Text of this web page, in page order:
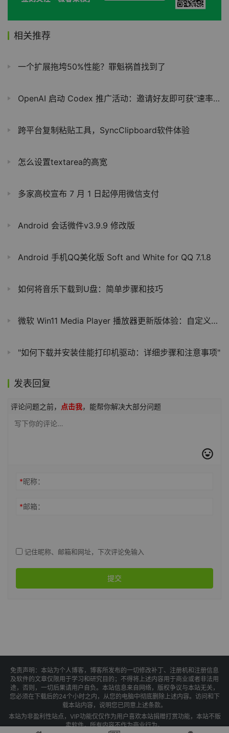
相关推荐
一个扩展拖垮50%性能？罪魁祸首找到了
OpenAI 启动 Codex 推广活动：邀请好友即可获“速率限制重置”特权
跨平台复制粘贴工具，SyncClipboard软件体验
怎么设置textarea的高宽
多家高校宣布 7 月 1 日起停用微信支付
Android 会话微件v3.9.9 修改版
Android 手机QQ美化版 Soft and White for QQ 7.1.8
如何将音乐下载到U盘：简单步骤和技巧
微软 Win11 Media Player 播放器更新版体验：自定义颜色，视频增强
"如何下载并安装佳能打印机驱动：详细步骤和注意事项"
发表回复
评论问题之前， 点击我，能帮你解决大部分问题
*昵称：
*邮箱：
记住昵称、邮箱和网址，下次评论免输入
提交
免责声明：本站为个人博客，博客所发布的一切修改补丁、注册机和注册信息
及软件的文章仅限用于学习和研究目的；不得将上述内容用于商业或者非法用
途，否则，一切后果请用户自负。本站信息来自网络，版权争议与本站无关，
您必须在下载后的24个小时之内，从您的电脑中彻底删除上述内容。访问和下
载本站内容，说明您已同意上述条款。
本站为非盈利性站点，VIP功能仅仅作为用户喜欢本站捐赠打赏功能，本站不贩
卖软件，所有内容不作为商业行为。